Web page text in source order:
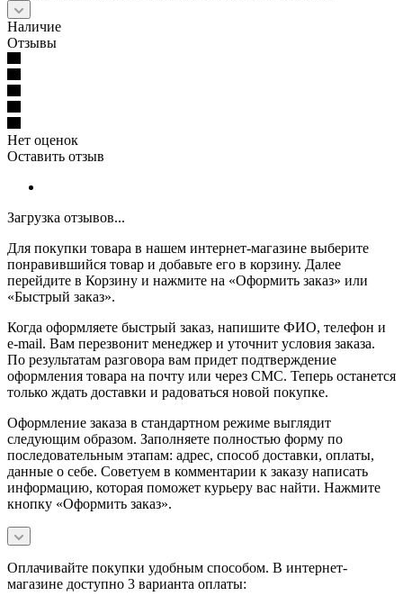
Наличие
Отзывы
Нет оценок
Оставить отзыв
Загрузка отзывов...
Для покупки товара в нашем интернет-магазине выберите
понравившийся товар и добавьте его в корзину. Далее
перейдите в Корзину и нажмите на «Оформить заказ» или
«Быстрый заказ».
Когда оформляете быстрый заказ, напишите ФИО, телефон и
e-mail. Вам перезвонит менеджер и уточнит условия заказа.
По результатам разговора вам придет подтверждение
оформления товара на почту или через СМС. Теперь останется
только ждать доставки и радоваться новой покупке.
Оформление заказа в стандартном режиме выглядит
следующим образом. Заполняете полностью форму по
последовательным этапам: адрес, способ доставки, оплаты,
данные о себе. Советуем в комментарии к заказу написать
информацию, которая поможет курьеру вас найти. Нажмите
кнопку «Оформить заказ».
Оплачивайте покупки удобным способом. В интернет-
магазине доступно 3 варианта оплаты: